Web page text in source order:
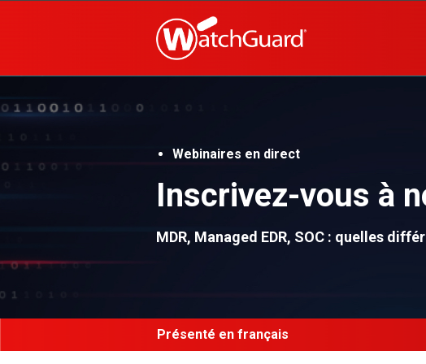
Webinaires en direct
Inscrivez-vous à
MDR, Managed EDR, SOC : quelles
Présenté en français